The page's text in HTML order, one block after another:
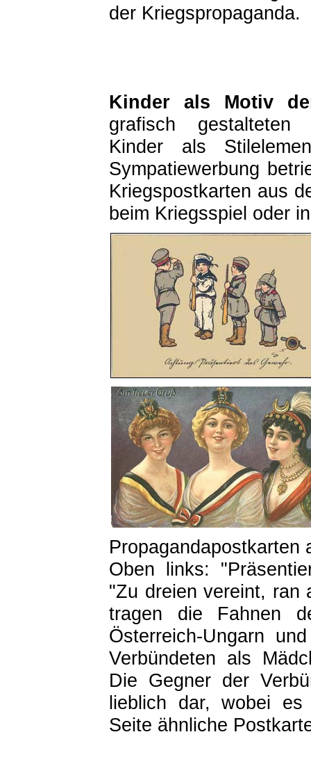
der Kriegspropaganda.
Kinder als Motiv
grafisch gestalteten
Kinder als
Sympatiewerbung
Kriegspostkarten aus
beim Kriegsspiel oder
Propagandapostkarten
Oben links:
"Zu dreien vereint, ran
tragen die Fahnen
Österreich-Ungarn
Verbündeten als
Die Gegner der
lieblich dar, wobei
Seite ähnliche